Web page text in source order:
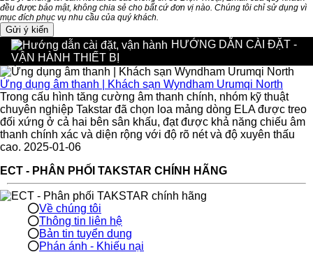
đều được bảo mật, không chia sẻ cho bất cứ đơn vị nào. Chúng tôi chỉ sử dụng vì
mục đích phục vụ nhu cầu của quý khách.
HƯỚNG DẪN CÀI ĐẶT -
VẬN HÀNH THIẾT BỊ
Ứng dụng âm thanh | Khách sạn Wyndham Urumqi North
Trong cấu hình tăng cường âm thanh chính, nhóm kỹ thuật
chuyên nghiệp Takstar đã chọn loa mảng dòng ELA được treo
đối xứng ở cả hai bên sân khấu, đạt được khả năng chiếu âm
thanh chính xác và diện rộng với độ rõ nét và độ xuyên thấu
cao. 2025-01-06
ECT - PHÂN PHỐI TAKSTAR CHÍNH HÃNG
Về chúng tôi
Thông tin liên hệ
Bản tin tuyển dụng
Phán ánh - Khiếu nại